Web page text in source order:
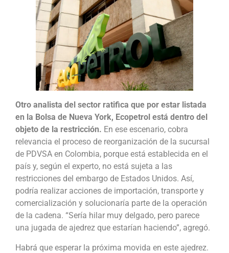
Otro analista del sector ratifica que por estar listada
en la Bolsa de Nueva York, Ecopetrol está dentro del
objeto de la restricción. En ese escenario, cobra
relevancia el proceso de reorganización de la sucursal
de PDVSA en Colombia, porque está establecida en el
país y, según el experto, no está sujeta a las
restricciones del embargo de Estados Unidos. Así,
podría realizar acciones de importación, transporte y
comercialización y solucionaría parte de la operación
de la cadena. “Sería hilar muy delgado, pero parece
una jugada de ajedrez que estarían haciendo”, agregó.
Habrá que esperar la próxima movida en este ajedrez.